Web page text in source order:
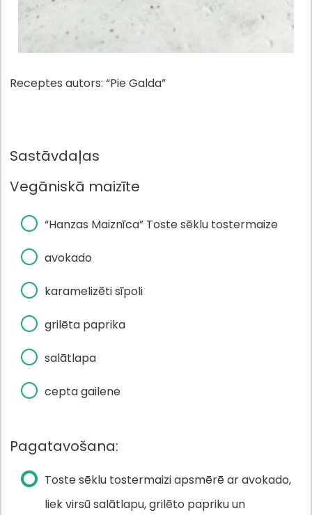
Receptes autors: “Pie Galda”
Sastāvdaļas
Vegāniskā maizīte
“Hanzas Maiznīca” Toste sēklu tostermaize
avokado
karamelizēti sīpoli
grilēta paprika
salātlapa
cepta gailene
Pagatavošana:
Toste sēklu tostermaizi apsmērē ar avokado,
liek virsū salātlapu, grilēto papriku un